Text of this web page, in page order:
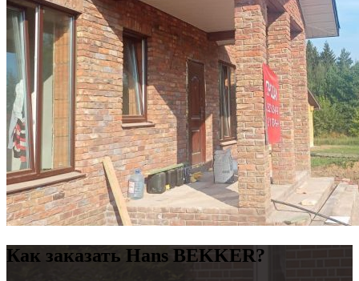
Как заказать Hans BEKKER?